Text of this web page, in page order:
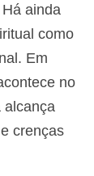
ainda
como
Em
no
alcança
crenças